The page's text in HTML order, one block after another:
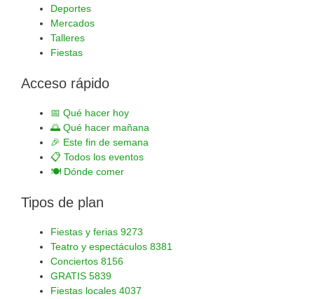
Deportes
Mercados
Talleres
Fiestas
Acceso rápido
📅 Qué hacer hoy
🌅 Qué hacer mañana
🎉 Este fin de semana
📋 Todos los eventos
🍽️ Dónde comer
Tipos de plan
Fiestas y ferias 9273
Teatro y espectáculos 8381
Conciertos 8156
GRATIS 5839
Fiestas locales 4037